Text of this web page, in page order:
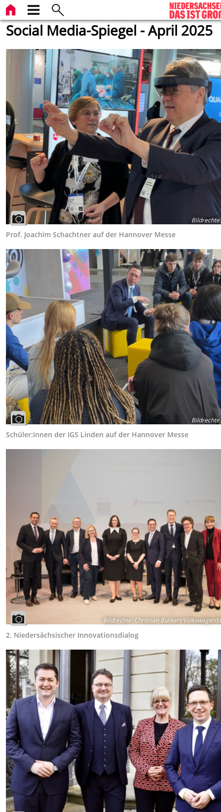
Social Media-Spiegel - April 2025
Bildrechte:
Prof. Joachim Schachtner auf der Hannover Messe
Bildrechte:
Schüler:innen der IGS Linden auf der Hannover Messe
Bildrechte:Christian Burkert/
2. Niedersächsischer Innovationsdialog